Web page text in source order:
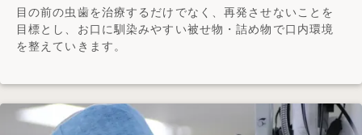
目の前の虫歯を治療するだけでなく、再発させないことを
目標とし、お口に馴染みやすい被せ物・詰め物で口内環境
を整えていきます。